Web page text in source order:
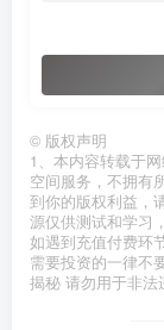
© 版权声明
1、本内容转载于
空间服务，不拥有
到你的版权利益，
源仅供测试和学习
如遇到充值付费环
需要投资的一律不
揭秘 请勿用于非